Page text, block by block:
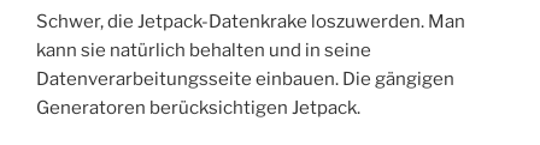
Schwer, die Jetpack-Datenkrake loszuwerden. Man
kann sie natürlich behalten und in seine
Datenverarbeitungsseite einbauen. Die gängigen
Generatoren berücksichtigen Jetpack.